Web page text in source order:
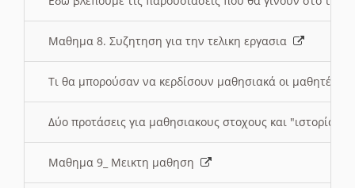
Μαθημα 8. Συζητηση για την τελικη εργασια
Τι θα μπορούσαν να κερδίσουν μαθησιακά οι μαθητές/
Δύο προτάσεις για μαθησιακους στοχους και "ιστορία"
Μαθημα 9_ Μεικτη μαθηση